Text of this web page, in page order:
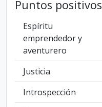
Puntos positivos
Espíritu
emprendedor y
aventurero
Justicia
Introspección